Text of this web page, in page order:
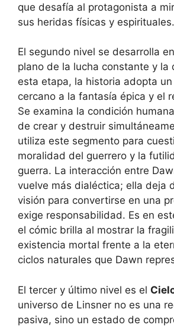
que desafía al protagonista a
sus heridas físicas y espirituales.
El segundo nivel se desarrolla
plano de la lucha constante y la
esta etapa, la historia adopta
cercano a la fantasía épica y el
Se examina la condición
de crear y destruir
utiliza este segmento para
moralidad del guerrero y la
guerra. La interacción entre
vuelve más dialéctica; ella deja
visión para convertirse en una
exige responsabilidad. Es en
el cómic brilla al mostrar la
existencia mortal frente a la
ciclos naturales que Dawn
El tercer y último nivel es el
universo de Linsner no es una
pasiva, sino un estado de